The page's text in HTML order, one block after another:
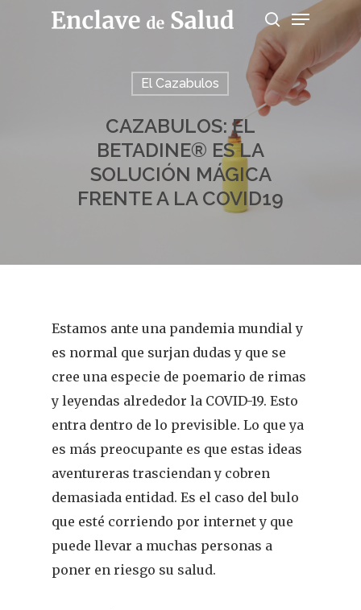
Presiona enter para buscar o ESC para
El Cazabulos
CAZABULOS: EL
BETADINE® ES LA
SOLUCIÓN MÁGICA
FRENTE A LA COVID19
Estamos ante una pandemia mundial y
es normal que surjan dudas y que se
cree una especie de poemario de rimas
y leyendas alrededor la COVID-19. Esto
entra dentro de lo previsible. Lo que ya
es más preocupante es que estas ideas
aventureras trasciendan y cobren
demasiada entidad. Es el caso del bulo
que esté corriendo por internet y que
puede llevar a muchas personas a
poner en riesgo su salud.